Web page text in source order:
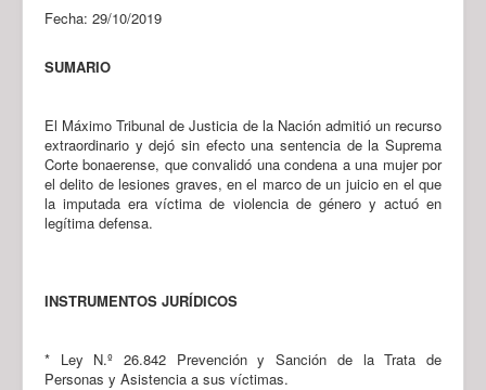
Fecha: 29/10/2019
SUMARIO
El Máximo Tribunal de Justicia de la Nación admitió un recurso
extraordinario y dejó sin efecto una sentencia de la Suprema
Corte bonaerense, que convalidó una condena a una mujer por
el delito de lesiones graves, en el marco de un juicio en el que
la imputada era víctima de violencia de género y actuó en
legítima defensa.
INSTRUMENTOS JURÍDICOS
* Ley N.º 26.842 Prevención y Sanción de la Trata de
Personas y Asistencia a sus víctimas.